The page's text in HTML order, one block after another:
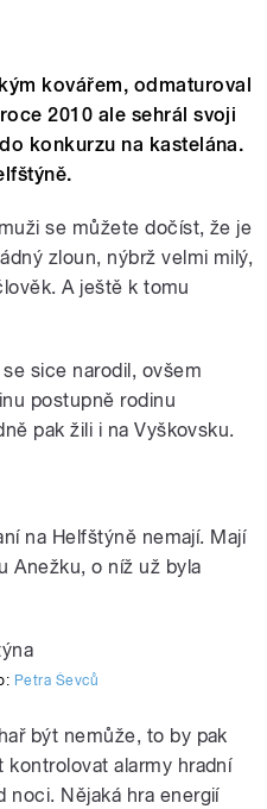
kovářem, odmaturoval
2010 ale sehrál svoji
konkurzu na kastelána.
se můžete dočíst, že je
zloun, nýbrž velmi milý,
A ještě k tomu
sice narodil, ovšem
postupně rodinu
pak žili i na Vyškovsku.
na Helfštýně nemají. Mají
Anežku, o níž už byla
Petra Ševců
být nemůže, to by pak
alarmy hradní
noci. Nějaká hra energií